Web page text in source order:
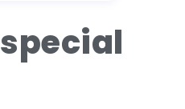
special